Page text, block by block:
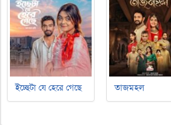
ইচ্ছেটা যে হেরে গেছে তাজমহল